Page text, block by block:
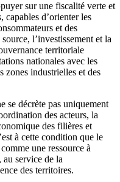
sur une fiscalité verte et
capables d’orienter les
et des
l’investissement et la
territoriale
nationales avec les
zones industrielles et des
se décrète pas uniquement
des acteurs, la
des filières et
à cette condition que le
une ressource à
service de la
des territoires.